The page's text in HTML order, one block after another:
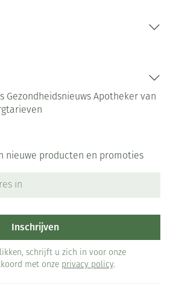
Gezondheidsnieuws Apotheker van
nieuwe producten en promoties
Inschrijven
schrijft u zich in voor onze
met onze privacy policy.